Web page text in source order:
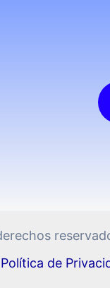
Política de